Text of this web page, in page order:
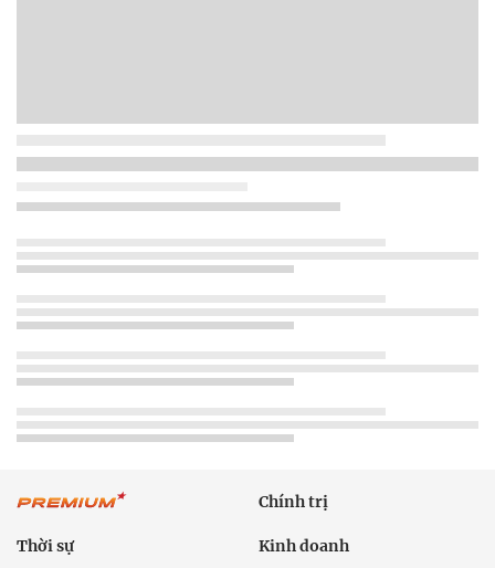
Chính trị
Thời sự Kinh doanh